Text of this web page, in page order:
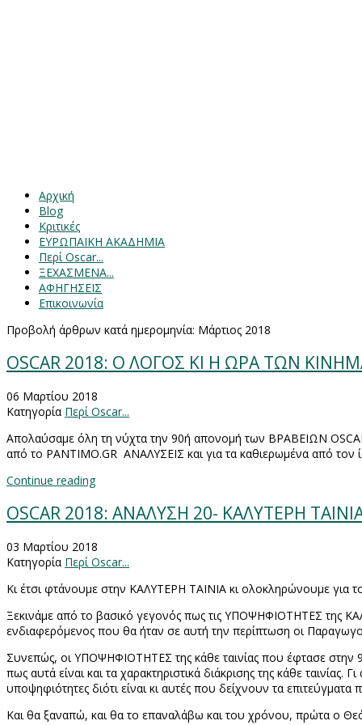
Αρχική
Blog
Κριτικές
ΕΥΡΩΠΑΙΚΗ ΑΚΑΔΗΜΙΑ
Περί Oscar...
ΞΕΧΑΣΜΕΝΑ...
ΑΦΗΓΗΣΕΙΣ
Επικοινωνία
Προβολή άρθρων κατά ημερομηνία: Μάρτιος 2018
OSCAR 2018: Ο ΛΟΓΟΣ ΚΙ Η ΩΡΑ ΤΩΝ
06 Μαρτίου 2018
Κατηγορία Περί Oscar...
Απολαύσαμε όλη τη νύχτα την 90ή απονομή των ΒΡΑΒΕΙΩΝ
από το PANTIMO.GR ΑΝΑΛΥΣΕΙΣ και για τα καθιερωμένα από
Continue reading
OSCAR 2018: ΑΝΑΛΥΣΗ 20- ΚΑΛΥΤΕΡΗ
03 Μαρτίου 2018
Κατηγορία Περί Oscar...
Κι έτσι φτάνουμε στην ΚΑΛΥΤΕΡΗ ΤΑΙΝΙΑ κι ολοκληρώνουμε για
Ξεκινάμε από το βασικό γεγονός πως τις ΥΠΟΨΗΦΙΟΤΗΤΕΣ της
ενδιαφερόμενος που θα ήταν σε αυτή την περίπτωση οι
Συνεπώς, οι ΥΠΟΨΗΦΙΟΤΗΤΕΣ της κάθε ταινίας που έφτασε στην
πως αυτά είναι και τα χαρακτηριστικά διάκρισης της κάθε ταινίας.
υποψηφιότητες διότι είναι κι αυτές που δείχνουν τα
Και θα ξαναπώ, και θα το επαναλάβω και του χρόνου, πρώτα ο